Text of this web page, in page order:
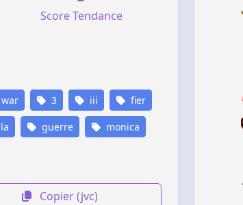
Score Tendance
war 3 iii fier
la guerre monica
Copier (jvc)